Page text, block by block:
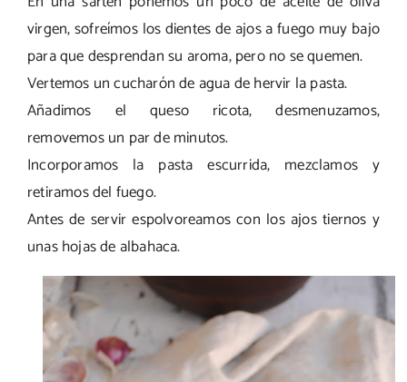
virgen, sofreímos los dientes de ajos a fuego muy bajo
para que desprendan su aroma, pero no se quemen.
Vertemos un cucharón de agua de hervir la pasta.
Añadimos el queso ricota, desmenuzamos,
removemos un par de minutos.
Incorporamos la pasta escurrida, mezclamos y
retiramos del fuego.
Antes de servir espolvoreamos con los ajos tiernos y
unas hojas de albahaca.